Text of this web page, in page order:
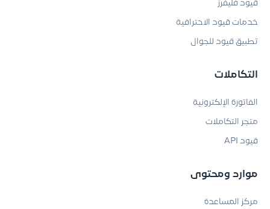
قيود فليفرز
خدمات قيود الاحترافية
تطبيق قيود للجوال
التكاملات
الفاتورة الإلكترونية
متجر التكاملات
قيود API
موارد ومحتوى
مركز المساعدة